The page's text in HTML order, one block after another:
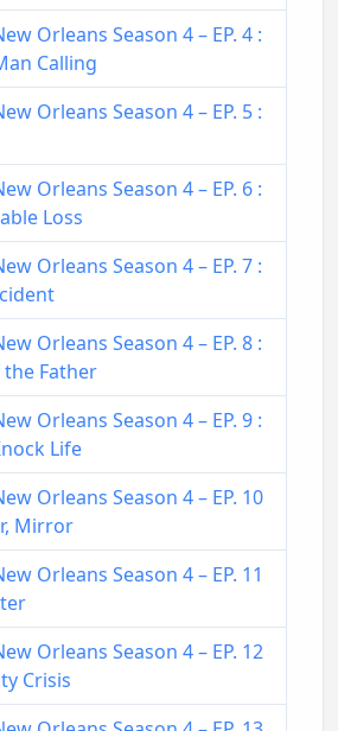
Orleans Season 4 – EP. 4 :
Calling
Orleans Season 4 – EP. 5 :
Orleans Season 4 – EP. 6 :
Loss
Orleans Season 4 – EP. 7 :
Orleans Season 4 – EP. 8 :
the Father
Orleans Season 4 – EP. 9 :
Life
Orleans Season 4 – EP. 10
Mirror
Orleans Season 4 – EP. 11
Orleans Season 4 – EP. 12
Crisis